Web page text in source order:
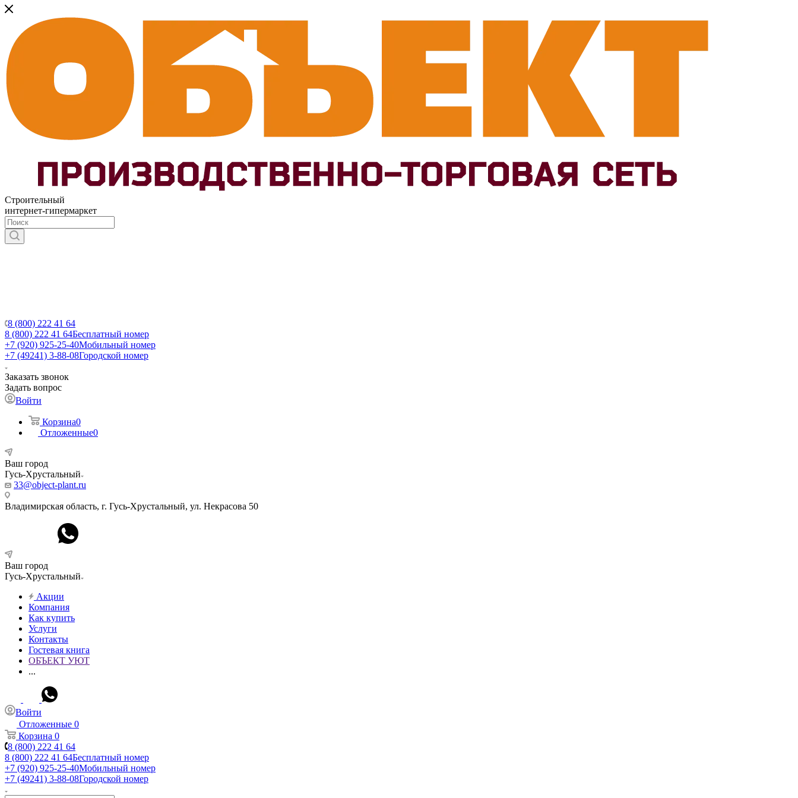
Строительный
интернет-гипермаркет
8 (800) 222 41 64
8 (800) 222 41 64Бесплатный номер
+7 (920) 925-25-40Мобильный номер
+7 (49241) 3-88-08Городской номер
Заказать звонок
Задать вопрос
Войти
Корзина0
Отложенные0
Ваш город
Гусь-Хрустальный
33@object-plant.ru
Владимирская область, г. Гусь-Хрустальный, ул. Некрасова 50
Ваш город
Гусь-Хрустальный
Акции
Компания
Как купить
Услуги
Контакты
Гостевая книга
ОБЪЕКТ УЮТ
...
Войти
Отложенные 0
Корзина 0
8 (800) 222 41 64
8 (800) 222 41 64Бесплатный номер
+7 (920) 925-25-40Мобильный номер
+7 (49241) 3-88-08Городской номер